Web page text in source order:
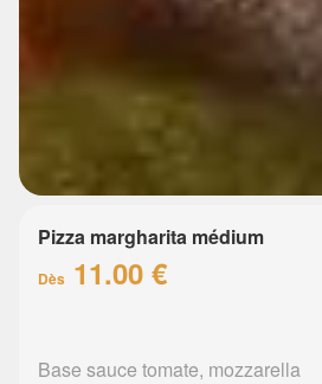
Pizza margharita médium
Dès 11.00 €
Base sauce tomate, mozzarella